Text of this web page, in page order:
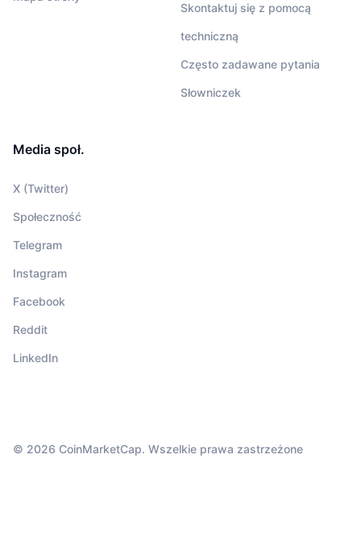
Skontaktuj się z pomocą
techniczną
Często zadawane pytania
Słowniczek
Media społ.
X (Twitter)
Społeczność
Telegram
Instagram
Facebook
Reddit
LinkedIn
© 2026 CoinMarketCap. Wszelkie prawa zastrzeżone